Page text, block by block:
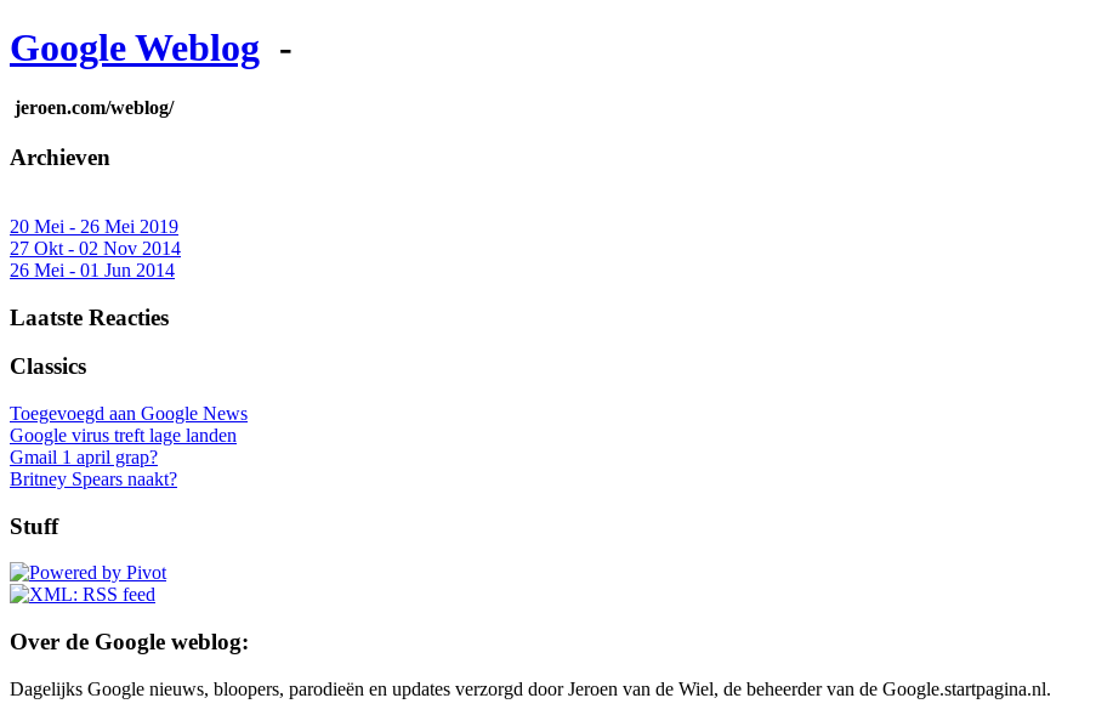
Google Weblog -
jeroen.com/weblog/
Archieven
20 Mei - 26 Mei 2019
27 Okt - 02 Nov 2014
26 Mei - 01 Jun 2014
Laatste Reacties
Classics
Toegevoegd aan Google News
Google virus treft lage landen
Gmail 1 april grap?
Britney Spears naakt?
Stuff
Over de Google weblog:
Dagelijks Google nieuws, bloopers, parodieën en updates verzorgd door Jeroen van de Wiel, de beheerder van de Google.startpagina.nl.